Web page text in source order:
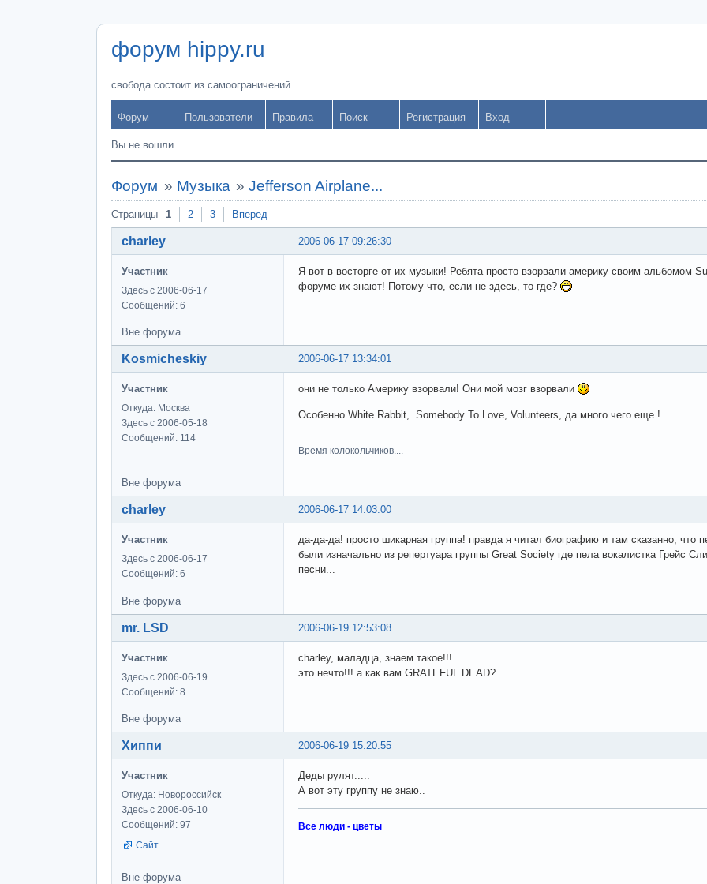
форум hippy.ru
свобода состоит из самоограничений
Форум Пользователи Правила Поиск Регистрация Вход
Вы не вошли.
Форум » Музыка »Jefferson Airplane...
Страницы 1 2 3 Вперед
2006-06-17 09:26:30
charley
Участник
Здесь с 2006-06-17
Сообщений: 6
Я вот в восторге от их музыки! Ребята просто взорвали америку своим альбомом
форуме их знают! Потому что, если не здесь, то где?
Вне форума
2006-06-17 13:34:01
Kosmicheskiy
Участник
Откуда: Москва
Здесь с 2006-05-18
Сообщений: 114
они не только Америку взорвали! Они мой мозг взорвали
Особенно White Rabbit, Somebody To Love, Volunteers, да много чего еще !
Время колокольчиков....
Вне форума
2006-06-17 14:03:00
charley
Участник
Здесь с 2006-06-17
Сообщений: 6
да-да-да! просто шикарная группа! правда я читал биографию и там сказанно, что
были изначально из репертуара группы Great Society где пела вокалистка Грейс
песни...
Вне форума
2006-06-19 12:53:08
mr. LSD
Участник
Здесь с 2006-06-19
Сообщений: 8
charley, маладца, знаем такое!!!
это нечто!!! а как вам GRATEFUL DEAD?
Вне форума
2006-06-19 15:20:55
Хиппи
Участник
Откуда: Новороссийск
Здесь с 2006-06-10
Сообщений: 97
Сайт
Деды рулят.....
А вот эту группу не знаю..
Все люди - цветы
Вне форума